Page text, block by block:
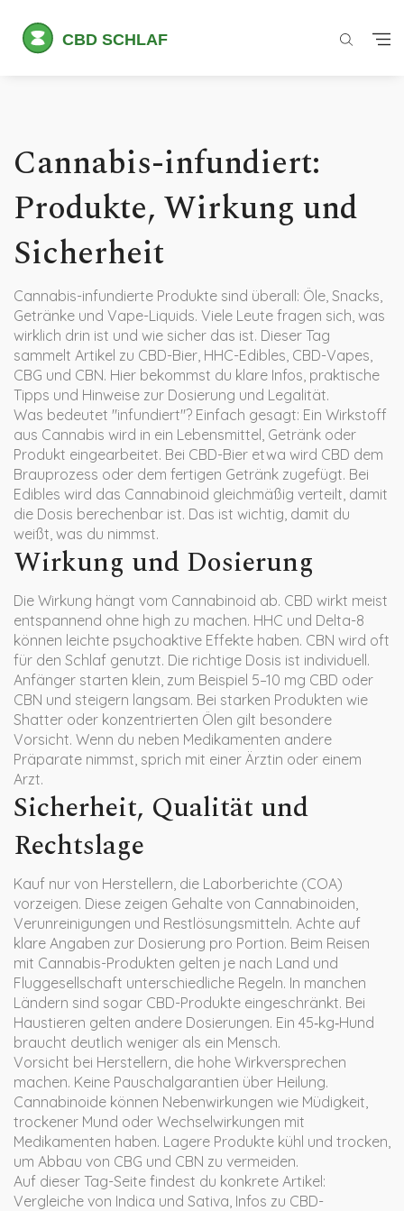
Cannabis-infundiert:
Produkte, Wirkung und
Sicherheit
Cannabis-infundierte Produkte sind überall: Öle, Snacks,
Getränke und Vape-Liquids. Viele Leute fragen sich, was
wirklich drin ist und wie sicher das ist. Dieser Tag
sammelt Artikel zu CBD-Bier, HHC-Edibles, CBD-Vapes,
CBG und CBN. Hier bekommst du klare Infos, praktische
Tipps und Hinweise zur Dosierung und Legalität.
Was bedeutet "infundiert"? Einfach gesagt: Ein Wirkstoff
aus Cannabis wird in ein Lebensmittel, Getränk oder
Produkt eingearbeitet. Bei CBD-Bier etwa wird CBD dem
Brauprozess oder dem fertigen Getränk zugefügt. Bei
Edibles wird das Cannabinoid gleichmäßig verteilt, damit
die Dosis berechenbar ist. Das ist wichtig, damit du
weißt, was du nimmst.
Wirkung und Dosierung
Die Wirkung hängt vom Cannabinoid ab. CBD wirkt meist
entspannend ohne high zu machen. HHC und Delta-8
können leichte psychoaktive Effekte haben. CBN wird oft
für den Schlaf genutzt. Die richtige Dosis ist individuell.
Anfänger starten klein, zum Beispiel 5–10 mg CBD oder
CBN und steigern langsam. Bei starken Produkten wie
Shatter oder konzentrierten Ölen gilt besondere
Vorsicht. Wenn du neben Medikamenten andere
Präparate nimmst, sprich mit einer Ärztin oder einem
Arzt.
Sicherheit, Qualität und
Rechtslage
Kauf nur von Herstellern, die Laborberichte (COA)
vorzeigen. Diese zeigen Gehalte von Cannabinoiden,
Verunreinigungen und Restlösungsmitteln. Achte auf
klare Angaben zur Dosierung pro Portion. Beim Reisen
mit Cannabis-Produkten gelten je nach Land und
Fluggesellschaft unterschiedliche Regeln. In manchen
Ländern sind sogar CBD-Produkte eingeschränkt. Bei
Haustieren gelten andere Dosierungen. Ein 45‑kg‑Hund
braucht deutlich weniger als ein Mensch.
Vorsicht bei Herstellern, die hohe Wirkversprechen
machen. Keine Pauschalgarantien über Heilung.
Cannabinoide können Nebenwirkungen wie Müdigkeit,
trockener Mund oder Wechselwirkungen mit
Medikamenten haben. Lagere Produkte kühl und trocken,
um Abbau von CBG und CBN zu vermeiden.
Auf dieser Tag-Seite findest du konkrete Artikel:
Vergleiche von Indica und Sativa, Infos zu CBD-